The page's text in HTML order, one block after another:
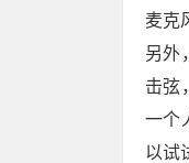
麦克
另外
击弦
一个
以试